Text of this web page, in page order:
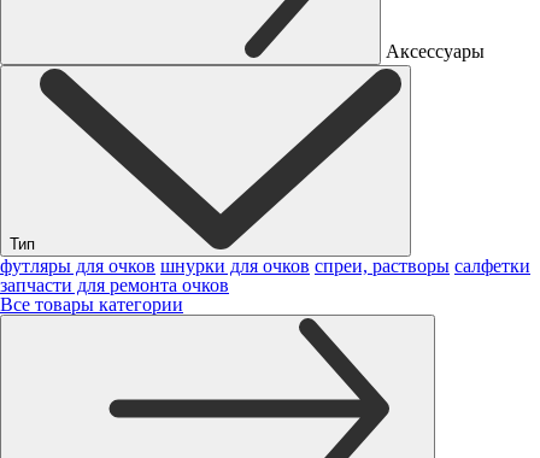
Аксессуары
Тип
футляры для очков шнурки для очков спреи, растворы салфетки
запчасти для ремонта очков
Все товары категории